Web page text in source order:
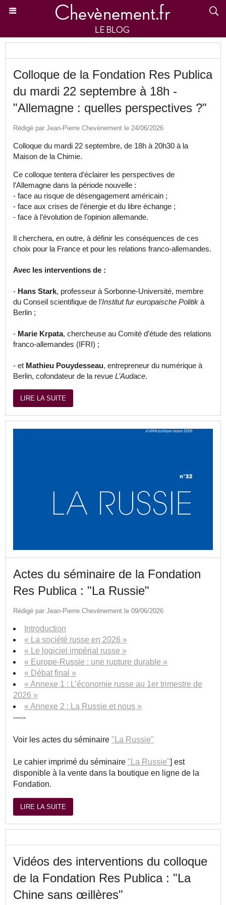
Colloque de la Fondation Res Publica
du mardi 22 septembre à 18h -
"Allemagne : quelles perspectives ?"
Rédigé par Jean-Pierre Chevènement le 24/06/2026
Colloque du mardi 22 septembre, de 18h à 20h30 à la
Maison de la Chimie.
Ce colloque tentera d’éclairer les perspectives de
l’Allemagne dans la période nouvelle :
- face au risque de désengagement américain ;
- face aux crises de l’énergie et du libre échange ;
- face à l’évolution de l’opinion allemande.
Il cherchera, en outre, à définir les conséquences de ces
choix pour la France et pour les relations franco-allemandes.
Avec les interventions de :
- Hans Stark, professeur à Sorbonne-Université, membre
du Conseil scientifique de l’Institut fur europaische Politik à
Berlin ;
- Marie Krpata, chercheuse au Comité d’étude des relations
franco-allemandes (IFRI) ;
- et Mathieu Pouydesseau, entrepreneur du numérique à
Berlin, cofondateur de la revue L’Audace.
LIRE LA SUITE
Actes du séminaire de la Fondation
Res Publica : "La Russie"
Rédigé par Jean-Pierre Chevènement le 09/06/2026
Introduction
« La société russe en 2026 »
« Le logiciel impérial russe »
« Europe-Russie : une rupture durable »
« Débat final »
« Annexe 1 : L’économie russe au 1er trimestre de
2026 »
« Annexe 2 : La Russie et nous »
-----
Voir les actes du séminaire "La Russie"
Le cahier imprimé du séminaire "La Russie"] est
disponible à la vente dans la boutique en ligne de la
Fondation.
LIRE LA SUITE
Vidéos des interventions du colloque
de la Fondation Res Publica : "La
Chine sans œillères"